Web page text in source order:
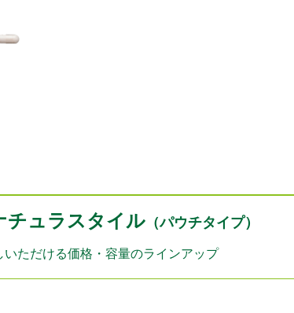
チュラスタイル （パウチタイプ）
いただける価格・容量のラインアップ